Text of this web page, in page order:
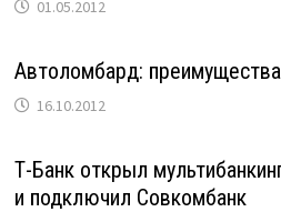
01.05.2012
Автоломбард:
16.10.2012
Т-Банк открыл
и подключил Совкомбанк